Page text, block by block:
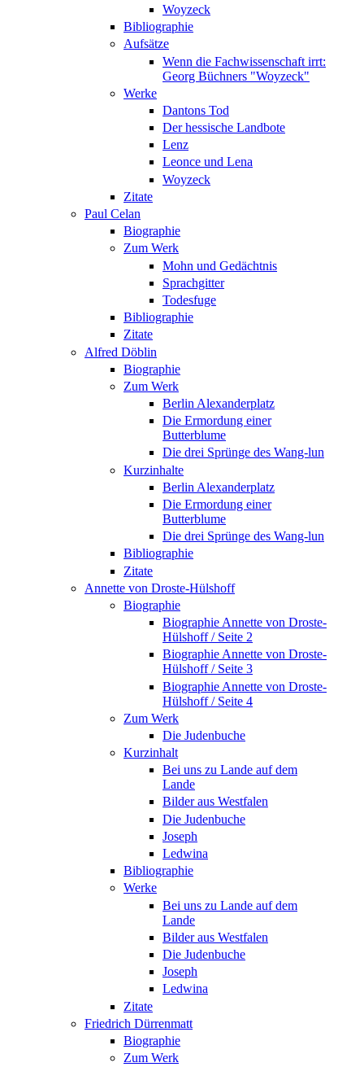
Woyzeck
Bibliographie
Aufsätze
Wenn die Fachwissenschaft irrt:
Georg Büchners "Woyzeck"
Werke
Dantons Tod
Der hessische Landbote
Lenz
Leonce und Lena
Woyzeck
Zitate
Paul Celan
Biographie
Zum Werk
Mohn und Gedächtnis
Sprachgitter
Todesfuge
Bibliographie
Zitate
Alfred Döblin
Biographie
Zum Werk
Berlin Alexanderplatz
Die Ermordung einer
Butterblume
Die drei Sprünge des Wang-lun
Kurzinhalte
Berlin Alexanderplatz
Die Ermordung einer
Butterblume
Die drei Sprünge des Wang-lun
Bibliographie
Zitate
Annette von Droste-Hülshoff
Biographie
Biographie Annette von Droste-
Hülshoff / Seite 2
Biographie Annette von Droste-
Hülshoff / Seite 3
Biographie Annette von Droste-
Hülshoff / Seite 4
Zum Werk
Die Judenbuche
Kurzinhalt
Bei uns zu Lande auf dem
Lande
Bilder aus Westfalen
Die Judenbuche
Joseph
Ledwina
Bibliographie
Werke
Bei uns zu Lande auf dem
Lande
Bilder aus Westfalen
Die Judenbuche
Joseph
Ledwina
Zitate
Friedrich Dürrenmatt
Biographie
Zum Werk